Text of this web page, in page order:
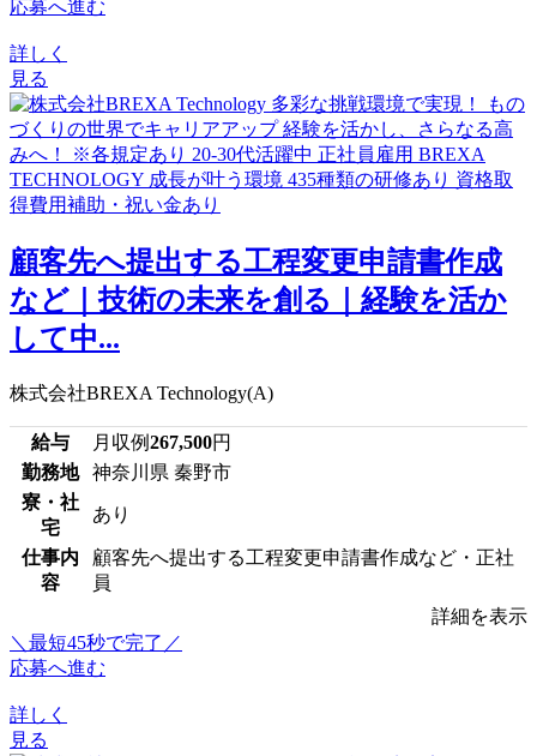
応募へ進む
詳しく
見る
顧客先へ提出する工程変更申請書作成
など｜技術の未来を創る｜経験を活か
して中...
株式会社BREXA Technology(A)
給与 月収例267,500円
勤務地
神奈川県 秦野市
寮・社
宅
あり
仕事内
容
顧客先へ提出する工程変更申請書作成など・正社
員
詳細を表示
＼最短45秒で完了／
応募へ進む
詳しく
見る